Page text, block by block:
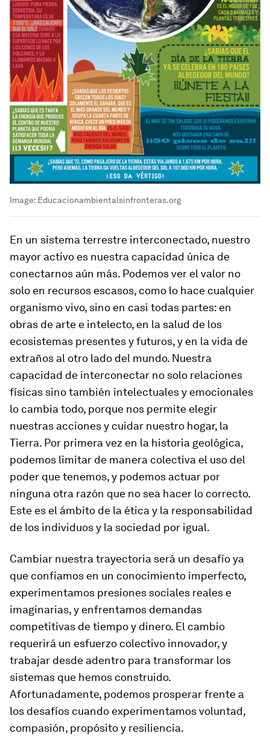
Image: Educacionambientalsinfronteras.org
En un sistema terrestre interconectado, nuestro
mayor activo es nuestra capacidad única de
conectarnos aún más. Podemos ver el valor no
solo en recursos escasos, como lo hace cualquier
organismo vivo, sino en casi todas partes: en
obras de arte e intelecto, en la salud de los
ecosistemas presentes y futuros, y en la vida de
extraños al otro lado del mundo. Nuestra
capacidad de interconectar no solo relaciones
físicas sino también intelectuales y emocionales
lo cambia todo, porque nos permite elegir
nuestras acciones y cuidar nuestro hogar, la
Tierra. Por primera vez en la historia geológica,
podemos limitar de manera colectiva el uso del
poder que tenemos, y podemos actuar por
ninguna otra razón que no sea hacer lo correcto.
Este es el ámbito de la ética y la responsabilidad
de los individuos y la sociedad por igual.
Cambiar nuestra trayectoria será un desafío ya
que confiamos en un conocimiento imperfecto,
experimentamos presiones sociales reales e
imaginarias, y enfrentamos demandas
competitivas de tiempo y dinero. El cambio
requerirá un esfuerzo colectivo innovador, y
trabajar desde adentro para transformar los
sistemas que hemos construido.
Afortunadamente, podemos prosperar frente a
los desafíos cuando experimentamos voluntad,
compasión, propósito y resiliencia.